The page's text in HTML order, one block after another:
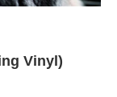
Vinyl)